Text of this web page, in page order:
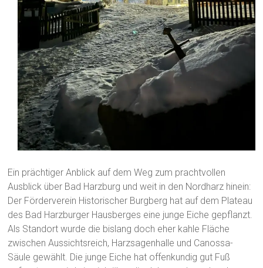
Ein prächtiger Anblick auf dem Weg zum prachtvollen
Ausblick über Bad Harzburg und weit in den Nordharz hinein:
Der Förderverein Historischer Burgberg hat auf dem Plateau
des Bad Harzburger Hausberges eine junge Eiche gepflanzt.
Als Standort wurde die bislang doch eher kahle Fläche
zwischen Aussichtsreich, Harzsagenhalle und Canossa-
Säule gewählt. Die junge Eiche hat offenkundig gut Fuß